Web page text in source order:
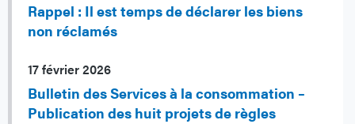
Rappel : Il est temps de déclarer les biens
non réclamés
17 février 2026
Bulletin des Services à la consommation –
Publication des huit projets de règles